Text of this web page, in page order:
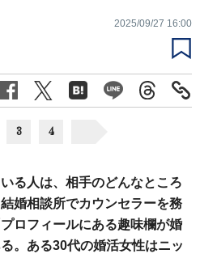
2025/09/27 16:00
3 4
る人は、相手のどんなところ
婚相談所でカウンセラーを務
ロフィールにある趣味欄が婚
。ある30代の婚活女性はニッ